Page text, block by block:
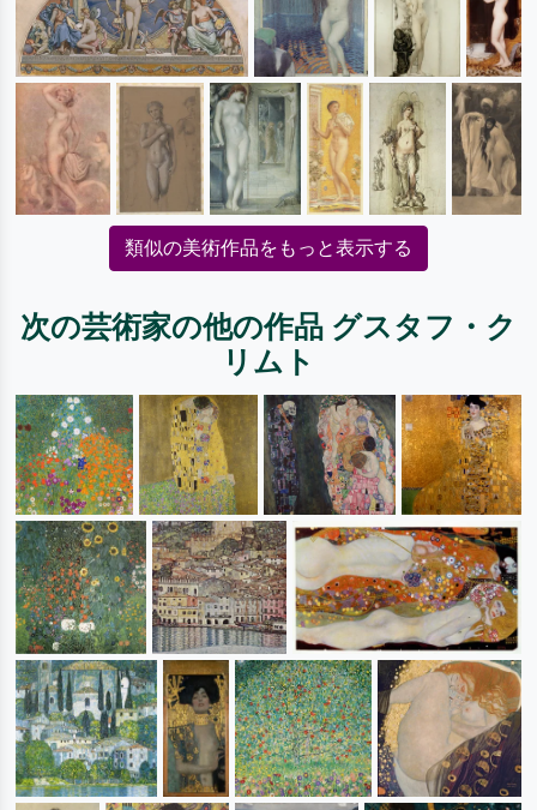
類似の美術作品をもっと表示する
次の芸術家の他の作品 グスタフ・ク
リムト